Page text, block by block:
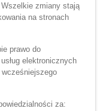
zmiany stają
na stronach
prawo do
elektronicznych
za: